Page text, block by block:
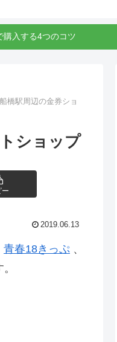
購入する4つのコツ
船橋駅周辺の金券ショ
ショップ
ー
2019.06.13
青春18きっぷ 、